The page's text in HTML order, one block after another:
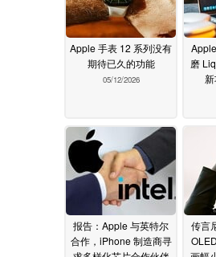
Apple 手表 12 系列没有
期待已久的功能
05/12/2026
磨
报告：Apple 与英特尔
合作，iPhone 制造商寻
传言